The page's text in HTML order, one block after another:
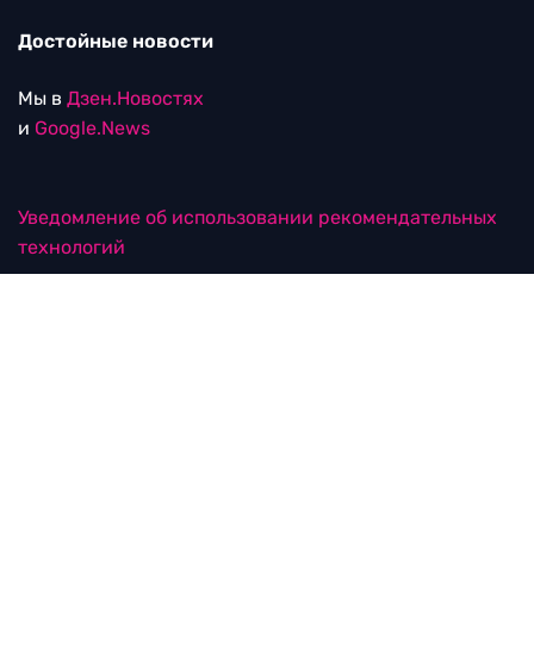
Достойные новости
Мы в Дзен.Новостях
и Google.News
Уведомление об использовании рекомендательных
технологий